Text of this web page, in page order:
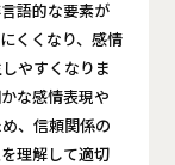
語的な要素が
くくなり、感情
やすくなりま
な感情表現や
、信頼関係の
理解して適切